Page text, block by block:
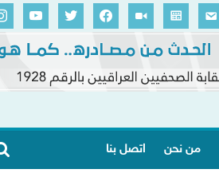
من نحن اتصل بنا